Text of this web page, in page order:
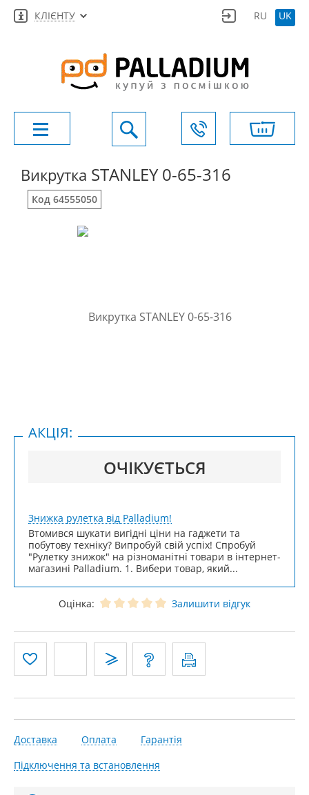
КЛІЄНТУ RU UK
Викрутка STANLEY 0-65-316
Код 64555050
ОЧІКУЄТЬСЯ
АКЦІЯ:
Знижка рулетка від Palladium!
Втомився шукати вигідні ціни на гаджети та
побутову техніку? Випробуй свій успіх! Спробуй
"Рулетку знижок" на різноманітні товари в інтернет-
магазині Palladium. 1. Вибери товар, який...
Оцінка: Залишити відгук
Доставка Оплата
Гарантія
Підключення та встановлення